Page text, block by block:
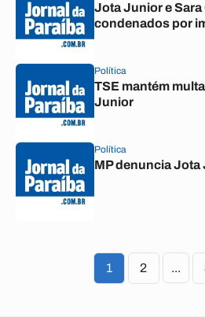
Jota Junior e Sara
condenados por
Política
TSE mantém
Junior
Política
MP denuncia
1 2 ...